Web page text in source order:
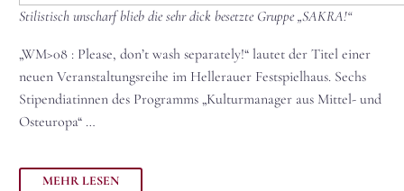
Stilistisch unscharf blieb die sehr dick besetzte Gruppe „SAKRA!“
„WM>08 : Please, don’t wash separately!“ lautet der Titel einer
neuen Veranstaltungsreihe im Hellerauer Festspielhaus. Sechs
Stipendiatinnen des Programms „Kulturmanager aus Mittel- und
Osteuropa“ …
MEHR LESEN